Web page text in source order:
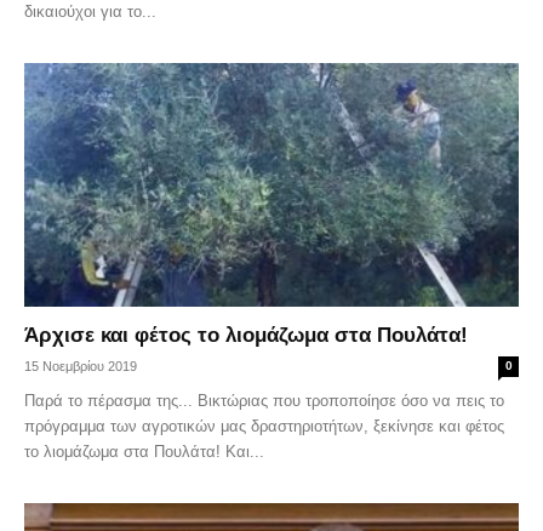
δικαιούχοι για το...
Άρχισε και φέτος το λιομάζωμα στα Πουλάτα!
15 Νοεμβρίου 2019 0
Παρά το πέρασμα της... Βικτώριας που τροποποίησε όσο να πεις το
πρόγραμμα των αγροτικών μας δραστηριοτήτων, ξεκίνησε και φέτος
το λιομάζωμα στα Πουλάτα! Και...